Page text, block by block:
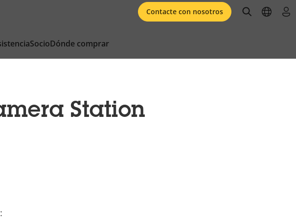
SocioDónde comprar
Contacte con nosotros openopen
Station